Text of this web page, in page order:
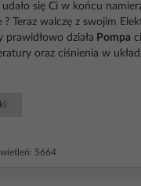
udało się Ci w końcu
? Teraz walczę z swojim
prawidłowo działa Pompa
oraz ciśnienia w
5664